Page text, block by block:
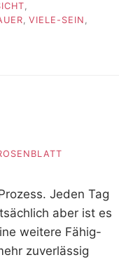
,
, VIELE-SEIN ,
Jeden Tag
aber ist es
weitere Fähig-
zuverlässig